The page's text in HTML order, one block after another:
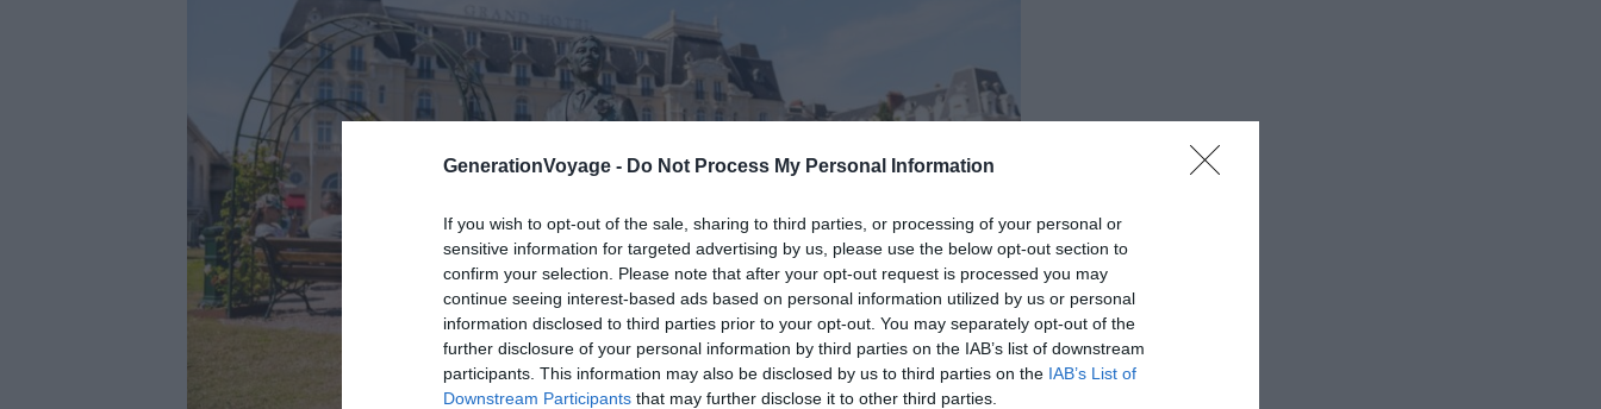
GenerationVoyage - Do Not Process My Personal Information
If you wish to opt-out of the sale, sharing to third parties, or processing of your personal or
sensitive information for targeted advertising by us, please use the below opt-out section to
confirm your selection. Please note that after your opt-out request is processed you may
continue seeing interest-based ads based on personal information utilized by us or personal
information disclosed to third parties prior to your opt-out. You may separately opt-out of the
further disclosure of your personal information by third parties on the IAB’s list of downstream
participants. This information may also be disclosed by us to third parties on the IAB’s List of
Downstream Participants that may further disclose it to other third parties.